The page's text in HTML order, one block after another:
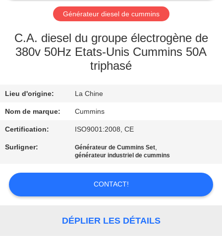
VISITE
D'USINE
DE
QUALITÉ
CONTACTEZ-
DEMANDEZ
CITATION
Générateur diesel de cummins
C.A. diesel du groupe électrogène de
380v 50Hz Etats-Unis Cummins 50A
triphasé
Lieu d'origine: La Chine
Nom de marque: Cummins
Certification: ISO9001:2008, CE
Surligner: Générateur de Cummins Set,
générateur industriel de cummins
CONTACT!
DÉPLIER LES DÉTAILS